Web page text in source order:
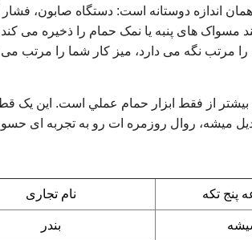
اندازه دوستانه است: دستگاه صابون،
های پنبه یا نمک حمام را ذخیره می
مرتب نگه می دارد، میز کار شما را مرتب می
بيشتر از فقط ابزار حمام عملي است. اين
ميشه، روال روزمره ات رو به تجربه ای
پنج تکه نام تجاری
بندر